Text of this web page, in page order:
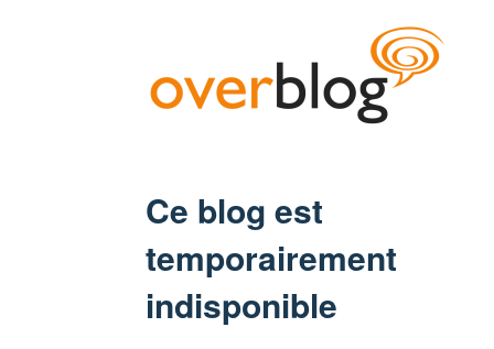
Ce blog est
temporairement
indisponible